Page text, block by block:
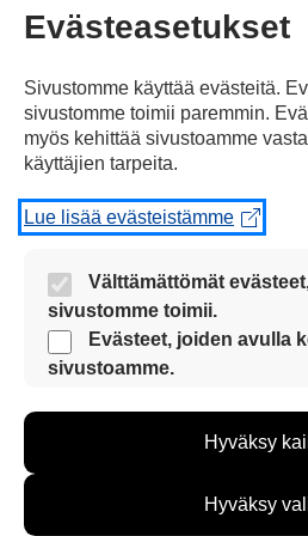
Jaa Facebookissa
Kommentoi
Voit kirjoittaa
uutisesta
kommenttilaatikkoon.
nimesi tai keksiä
Nimi tai nimimerkki:
Evästeasetukset
Sivustomme käyttää evästeitä.
sivustomme toimii paremmin.
myös kehittää sivustoamme
käyttäjien tarpeita.
Lue lisää evästeistämme
Välttämättömät
sivustomme toimii.
Nämä evästeet ovat aina
sivustoamme voi käyttää
Evästeet, joiden avulla
sivustoamme.
kehittää sivustoamme
kävijämääristä ja siitä, mitä
miten sivuilla liikutaan. Emme
Hyväksy
Hyväksy